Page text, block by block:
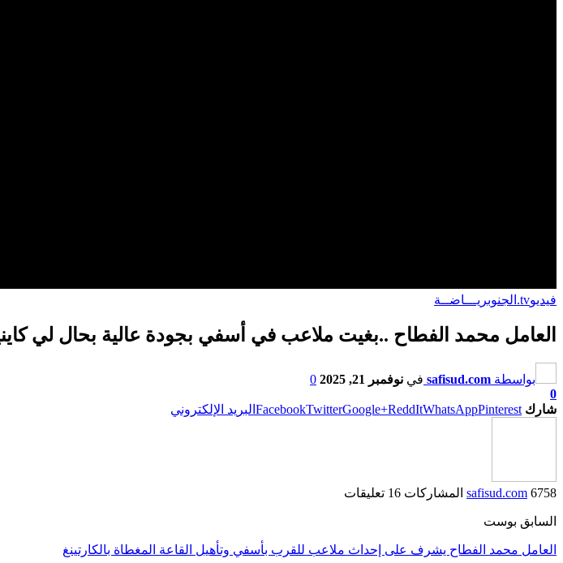
فيديوtv.الجنوب ريـــاضــة
العامل محمد الفطاح ..بغيت ملاعب في أسفي بجودة عالية بحال لي
بواسطة safisud.com في نوفمبر 21, 2025
0
0
شارك
FacebookTwitterGoogle+ReddItWhatsAppPinterest البريد الإلكتروني
safisud.com 6758 المشاركات 16 تعليقات
السابق بوست
العامل محمد الفطاح يشرف على إحداث ملاعب للقرب بأسفي وتأهيل القاعة المغطاة بالكارتينغ